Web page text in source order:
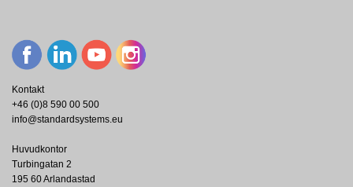
Kontakt
+46 (0)8 590 00 500
info@standardsystems.eu
Huvudkontor
Turbingatan 2
195 60 Arlandastad